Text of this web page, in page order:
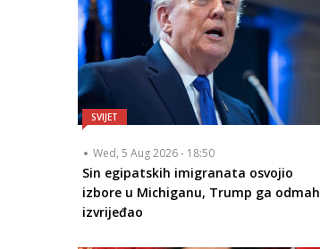
SVIJET
Wed, 5 Aug 2026 - 18:50
Sin egipatskih imigranata osvojio
izbore u Michiganu, Trump ga odmah
izvrijeđao